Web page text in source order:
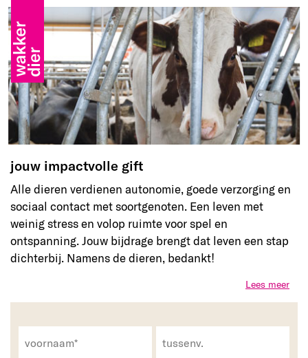
jouw impactvolle gift
Alle dieren verdienen autonomie, goede verzorging en
sociaal contact met soortgenoten. Een leven met
weinig stress en volop ruimte voor spel en
ontspanning. Jouw bijdrage brengt dat leven een stap
dichterbij. Namens de dieren, bedankt!
Lees meer